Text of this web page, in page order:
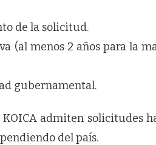
de la solicitud.
(al menos 2 años para la
gubernamental.
admiten solicitudes
del país.